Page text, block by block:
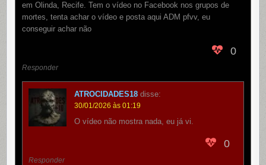
em Olinda, Recife. Tem o vídeo no Facebook nos grupos de
mortes, tenta achar o vídeo e posta aqui ADM pfvv, eu
conseguir achar não
0
Responder
ATROCIDADES18 disse:
30/01/2026 às 01:19
O vídeo não mostra nada, eu já vi.
0
Responder